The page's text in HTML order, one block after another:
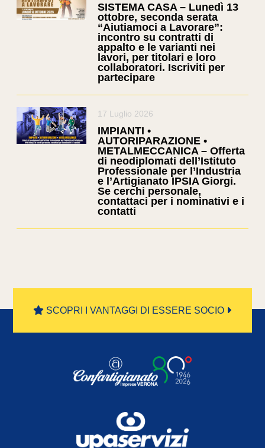
SISTEMA CASA – Lunedì 13
ottobre, seconda serata
“Aiutiamoci a Lavorare”:
incontro su contratti di
appalto e le varianti nei
lavori, per titolari e loro
collaboratori. Iscriviti per
partecipare
17 Luglio 2026
IMPIANTI •
AUTORIPARAZIONE •
METALMECCANICA – Offerta
di neodiplomati dell’Istituto
Professionale per l’Industria
e l’Artigianato IPSIA Giorgi.
Se cerchi personale,
contattaci per i nominativi e i
contatti
SCOPRI I VANTAGGI DI ESSERE SOCIO